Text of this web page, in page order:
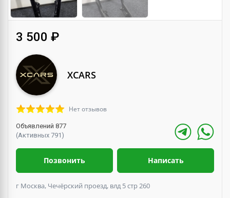
3 500 ₽
XCARS
Нет отзывов
Объявлений 877
(Активных 791)
Позвонить Написать
г Москва, Чечёрский проезд, влд 5 стр 260